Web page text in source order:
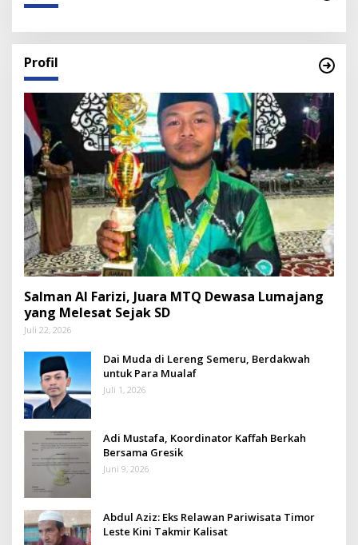
Profil
Salman Al Farizi, Juara MTQ Dewasa Lumajang
yang Melesat Sejak SD
Juli 22, 2026
Dai Muda di Lereng Semeru, Berdakwah
untuk Para Mualaf
Juli 1, 2026
Adi Mustafa, Koordinator Kaffah Berkah
Bersama Gresik
Juni 9, 2026
Abdul Aziz: Eks Relawan Pariwisata Timor
Leste Kini Takmir Kalisat